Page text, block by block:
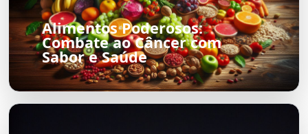
Alimentos Poderosos:
Combate ao Câncer com
Sabor e Saúde